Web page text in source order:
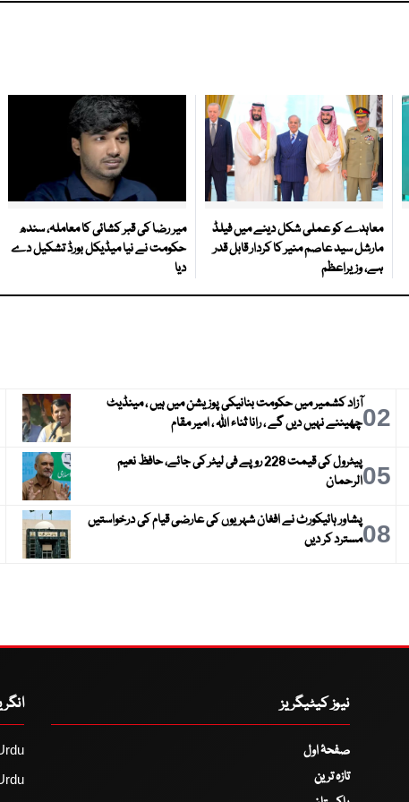
معاہدے کو عملی شکل دینے میں فیلڈ
مارشل سید عاصم منیر کا کردار قابل قدر
ہے، وزیراعظم
میر رضا کی قبر کشائی کا معاملہ، سندھ
حکومت نے نیا میڈیکل بورڈ تشکیل دے
دیا
02آزاد کشمیر میں حکومت بنانیکی پوزیشن میں ہیں ، مینڈیٹ
چھیننے نہیں دیں گے ، رانا ثناء اللہ ، امیر مقام
05
پیٹرول کی قیمت 228 روپے فی لیٹر کی جائے، حافظ نعیم
الرحمان
08پشاور ہائیکورٹ نے افغان شہریوں کی عارضی قیام کی درخواستیں
مسترد کر دیں
نیوز کیٹیگریز
صفحۂ اول
تازہ ترین